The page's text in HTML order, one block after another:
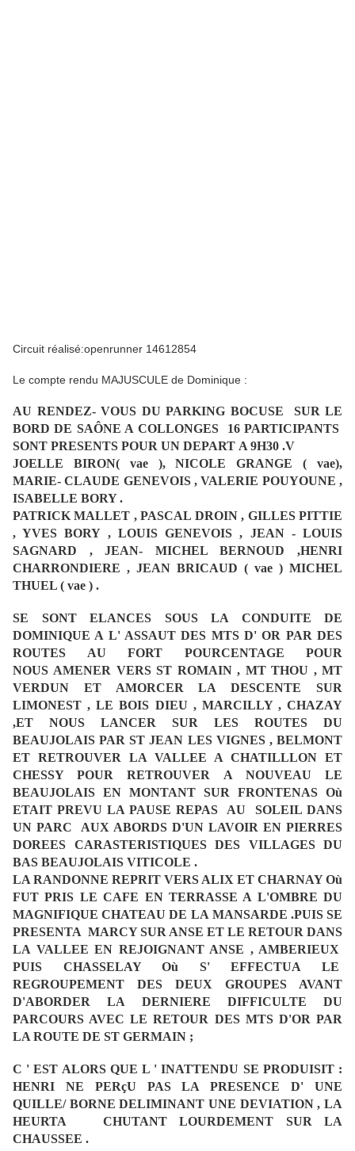
Circuit réalisé:openrunner 14612854
Le compte rendu MAJUSCULE de Dominique :
AU RENDEZ- VOUS DU PARKING BOCUSE SUR LE
BORD DE SAÔNE A COLLONGES 16 PARTICIPANTS
SONT PRESENTS POUR UN DEPART A 9H30 .V
JOELLE BIRON( vae ), NICOLE GRANGE ( vae),
MARIE- CLAUDE GENEVOIS , VALERIE POUYOUNE ,
ISABELLE BORY .
PATRICK MALLET , PASCAL DROIN , GILLES PITTIE
, YVES BORY , LOUIS GENEVOIS , JEAN - LOUIS
SAGNARD , JEAN- MICHEL BERNOUD ,HENRI
CHARRONDIERE , JEAN BRICAUD ( vae ) MICHEL
THUEL ( vae ) .
SE SONT ELANCES SOUS LA CONDUITE DE
DOMINIQUE A L' ASSAUT DES MTS D' OR PAR DES
ROUTES AU FORT POURCENTAGE POUR
NOUS AMENER VERS ST ROMAIN , MT THOU , MT
VERDUN ET AMORCER LA DESCENTE SUR
LIMONEST , LE BOIS DIEU , MARCILLY , CHAZAY
,ET NOUS LANCER SUR LES ROUTES DU
BEAUJOLAIS PAR ST JEAN LES VIGNES , BELMONT
ET RETROUVER LA VALLEE A CHATILLLON ET
CHESSY POUR RETROUVER A NOUVEAU LE
BEAUJOLAIS EN MONTANT SUR FRONTENAS Où
ETAIT PREVU LA PAUSE REPAS AU SOLEIL DANS
UN PARC AUX ABORDS D'UN LAVOIR EN PIERRES
DOREES CARASTERISTIQUES DES VILLAGES DU
BAS BEAUJOLAIS VITICOLE .
LA RANDONNE REPRIT VERS ALIX ET CHARNAY Où
FUT PRIS LE CAFE EN TERRASSE A L'OMBRE DU
MAGNIFIQUE CHATEAU DE LA MANSARDE .PUIS SE
PRESENTA MARCY SUR ANSE ET LE RETOUR DANS
LA VALLEE EN REJOIGNANT ANSE , AMBERIEUX
PUIS CHASSELAY Où S' EFFECTUA LE
REGROUPEMENT DES DEUX GROUPES AVANT
D'ABORDER LA DERNIERE DIFFICULTE DU
PARCOURS AVEC LE RETOUR DES MTS D'OR PAR
LA ROUTE DE ST GERMAIN ;
C ' EST ALORS QUE L ' INATTENDU SE PRODUISIT :
HENRI NE PERçU PAS LA PRESENCE D' UNE
QUILLE/ BORNE DELIMINANT UNE DEVIATION , LA
HEURTA CHUTANT LOURDEMENT SUR LA
CHAUSSEE .